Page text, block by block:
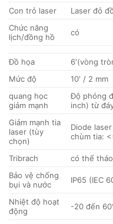
Con trỏ laser
Laser đỏ
Chức năng
lịch/đồng hồ
có
Đồ họa
6′(vòng
Mức độ
10′ / 2 mm
quang học
giảm mạnh
Độ phóng
inch) từ
Giảm mạnh tia
laser (tùy
chọn)
Diode
chùm tia:
Tribrach
có thể
Bảo vệ chống
bụi và nước
IP65 (IEC
Nhiệt độ hoạt
động
-20 đến